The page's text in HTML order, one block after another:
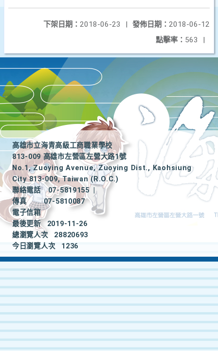
發佈日期： 2018-06-12
下架日期： 2018-06-23
|
點擊率： 563 |
高雄市立海青高級工商職業學校
813-009 高雄市左營區左營大路1號
No.1, Zuoying Avenue, Zuoying Dist., Kaohsiung
City 813-009, Taiwan (R.O.C.)
聯絡電話
07-5819155
|
傳真
07-5810087
電子信箱
最後更新
2019-11-26
總瀏覽人次
28820693
今日瀏覽人次
1236